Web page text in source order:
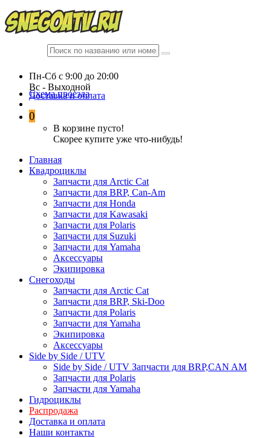
Пн-Сб c 9:00 до 20:00
Вc - Выходной
Схема проезда
Доставка и оплата
0
В корзине пусто!
Скорее купите уже что-нибудь!
Главная
Квадроциклы
Запчасти для Arctic Cat
Запчасти для BRP, Can-Am
Запчасти для Honda
Запчасти для Kawasaki
Запчасти для Polaris
Запчасти для Suzuki
Запчасти для Yamaha
Аксессуары
Экипировка
Снегоходы
Запчасти для Arctic Cat
Запчасти для BRP, Ski-Doo
Запчасти для Polaris
Запчасти для Yamaha
Экипировка
Аксессуары
Side by Side / UTV
Side by Side / UTV Запчасти для BRP,CAN AM
Запчасти для Polaris
Запчасти для Yamaha
Гидроциклы
Распродажа
Доставка и оплата
Наши контакты